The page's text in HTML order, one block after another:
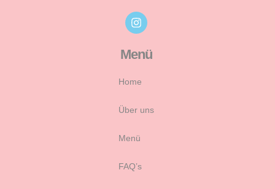
Menü
Home
Über uns
Menü
FAQ’s